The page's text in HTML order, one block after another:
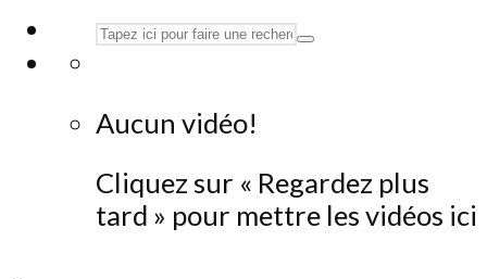
Aucun vidéo!
Cliquez sur « Regardez plus
tard » pour mettre les vidéos ici